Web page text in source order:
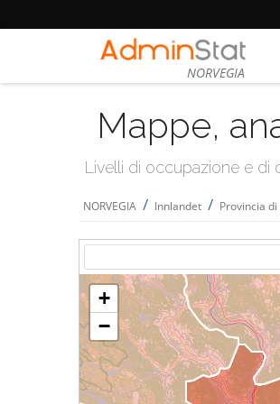
NORVEGIA
Mappe,
Livelli di occupazione e
NORVEGIA / Innlandet / Provincia